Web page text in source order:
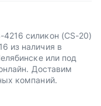
силикон (CS-20)
из наличия в
или под
Доставим
компаний.